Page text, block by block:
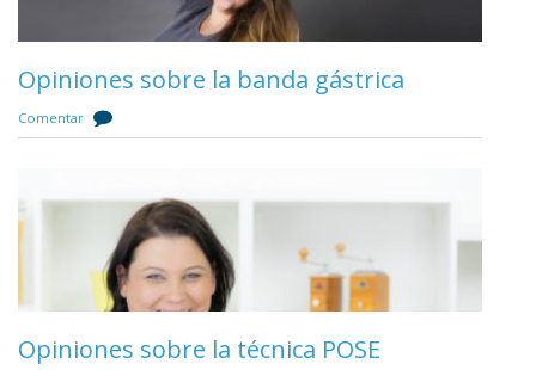
Opiniones sobre la banda gástrica
Comentar
Opiniones sobre la técnica POSE
Banda gástrica en la Seguridad Social
Comentar
Bypass gástrico en la Seguridad Social
Comentar